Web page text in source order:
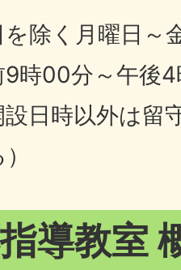
を除く月曜日～
9時00分～午後
設日時以外は
導教室